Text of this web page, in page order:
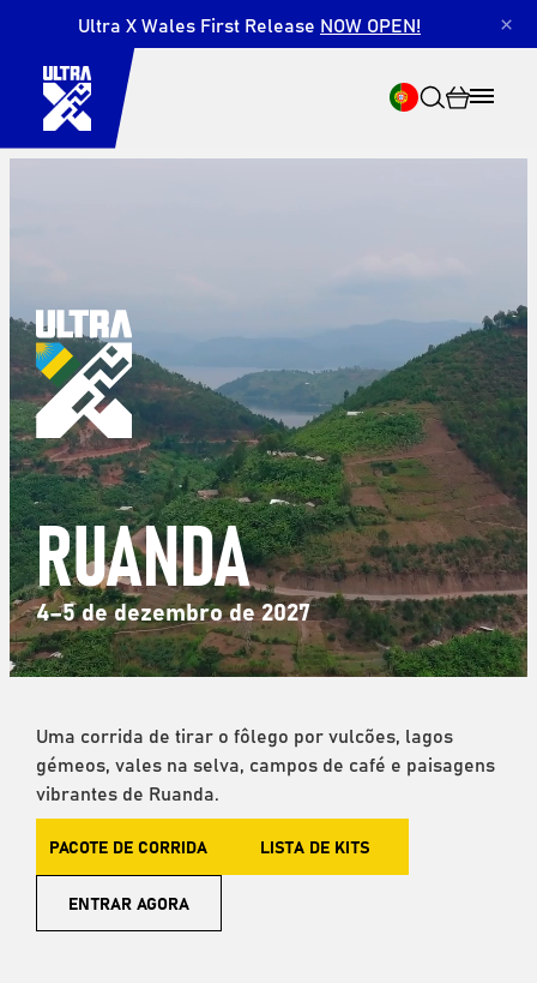
Ultra X Wales First Release NOW OPEN! ×
RUANDA
4–5 de dezembro de 2027
Uma corrida de tirar o fôlego por vulcões, lagos
gémeos, vales na selva, campos de café e paisagens
vibrantes de Ruanda.
PACOTE DE CORRIDA LISTA DE KITS
ENTRAR AGORA